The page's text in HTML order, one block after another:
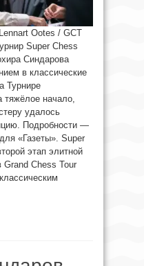
Ootes / GCT
Super Chess
Синдарова
в классические
Турнире
тяжёлое начало,
удалось
Подробности —
«Газеты». Super
этап элитной
Chess Tour